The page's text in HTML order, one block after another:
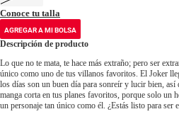
Conoce tu talla
AGREGAR A MI BOLSA
Descripción de producto
Lo que no te mata, te hace más extraño; pero ser
único como uno de tus villanos favoritos. El Joker
los días son un buen día para sonreír y lucir bien, así
manga corta en tus planes favoritos, porque solo un
un personaje tan único como él. ¿Estás listo para ser